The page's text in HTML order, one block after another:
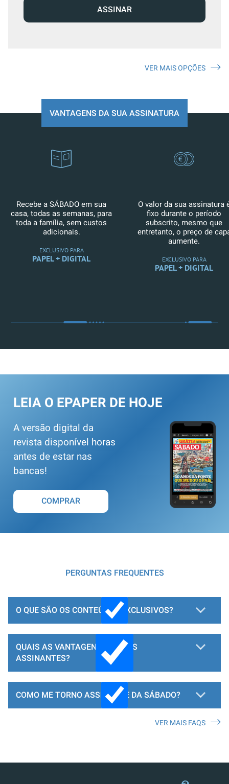
ASSINAR
VER MAIS OPÇÕES
VANTAGENS DA SUA ASSINATURA
Recebe a SÁBADO em sua
casa, todas as semanas, para
toda a família, sem custos
adicionais.
EXCLUSIVO PARA
PAPEL + DIGITAL
O valor da sua assinatura
fixo durante o período
subscrito, mesmo que
entretanto, o preço de
aumente.
EXCLUSIVO PARA
PAPEL + DIGITAL
LEIA O EPAPER DE HOJE
A versão digital da
revista disponível horas
antes de estar nas
bancas!
COMPRAR
PERGUNTAS FREQUENTES
O QUE SÃO OS CONTEÚDOS EXCLUSIVOS?
QUAIS AS VANTAGENS PARA OS
ASSINANTES?
COMO ME TORNO ASSINANTE DA SÁBADO?
VER MAIS FAQS